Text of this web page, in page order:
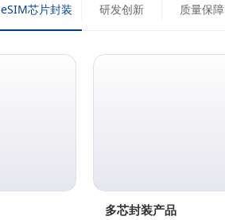
eSIM芯片封装 研发创新 质量保障
多芯封装产品